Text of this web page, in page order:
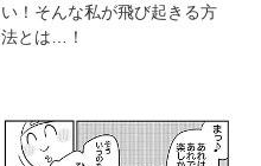
い！そんな私が飛び起きる方
法とは…！